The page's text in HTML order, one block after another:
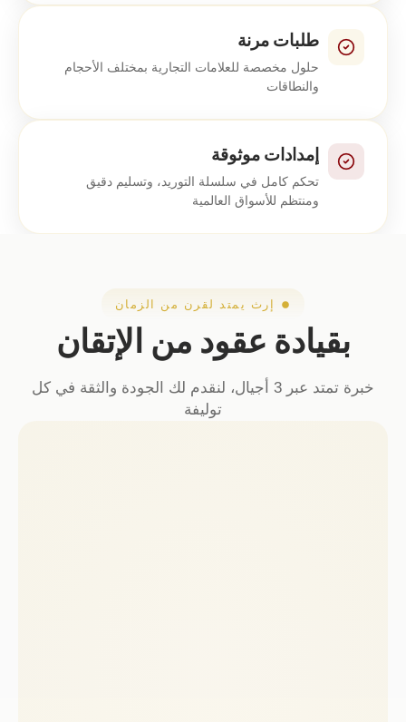
طلبات مرنة
حلول مخصصة للعلامات التجارية بمختلف الأحجام
إمدادات موثوقة
تحكم كامل في سلسلة التوريد، وتسليم دقيق
ومنتظم للأسواق العالمية
إرث يمتد لقرن من الزمان
عقود من الإتقان
خبرة تمتد عبر 3 أجيال، لنقدم لك الجودة والثقة في كل